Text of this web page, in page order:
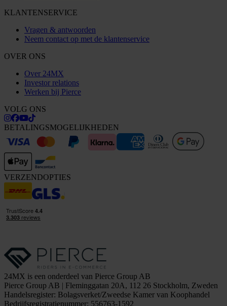
KLANTENSERVICE
Vragen & antwoorden
Neem contact op met de klantenservice
OVER ONS
Over 24MX
Investor relations
Werken bij Pierce
VOLG ONS
BETALINGSMOGELIJKHEDEN
VERZENDOPTIES
24MX is een onderdeel van Pierce Group AB
Pierce Group AB | Fleminggatan 20A, 112 26 Stockholm, Zweden
Handelsregister: Bolagsverket/Zweedse Kamer van Koophandel
Bedrijfsregistratienummer: 556763-1592